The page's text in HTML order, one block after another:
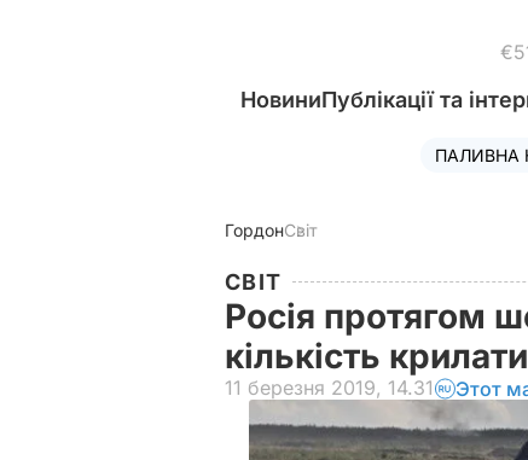
НовиниПублікації та
ПАЛИВНА
ГордонСвіт
СВІТ
Росія протягом
кількість
11 березня 2019, 14.31 Этот